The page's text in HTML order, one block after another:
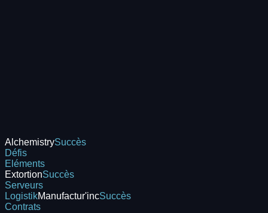
AlchemistrySuccès
Défis
Eléments
ExtortionSuccès
Serveurs
LogistikManufactur'incSuccès
Contrats